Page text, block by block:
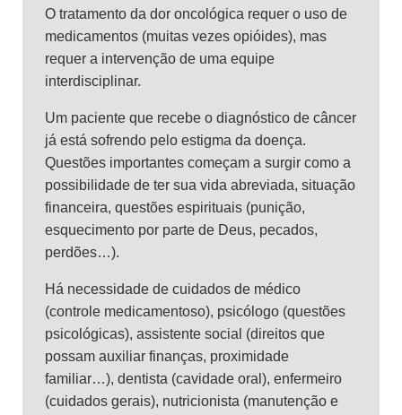
O tratamento da dor oncológica requer o uso de
medicamentos (muitas vezes opióides), mas
requer a intervenção de uma equipe
interdisciplinar.
Um paciente que recebe o diagnóstico de câncer
já está sofrendo pelo estigma da doença.
Questões importantes começam a surgir como a
possibilidade de ter sua vida abreviada, situação
financeira, questões espirituais (punição,
esquecimento por parte de Deus, pecados,
perdões…).
Há necessidade de cuidados de médico
(controle medicamentoso), psicólogo (questões
psicológicas), assistente social (direitos que
possam auxiliar finanças, proximidade
familiar…), dentista (cavidade oral), enfermeiro
(cuidados gerais), nutricionista (manutenção e